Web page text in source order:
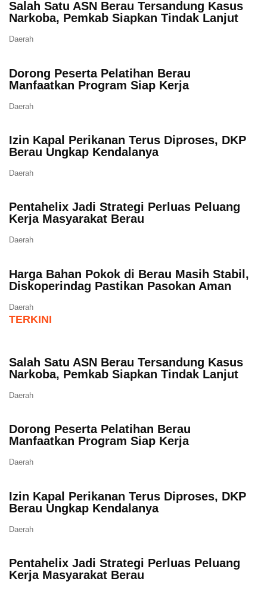
Salah Satu ASN Berau Tersandung Kasus
Narkoba, Pemkab Siapkan Tindak Lanjut
Daerah
Dorong Peserta Pelatihan Berau
Manfaatkan Program Siap Kerja
Daerah
Izin Kapal Perikanan Terus Diproses, DKP
Berau Ungkap Kendalanya
Daerah
Pentahelix Jadi Strategi Perluas Peluang
Kerja Masyarakat Berau
Daerah
Harga Bahan Pokok di Berau Masih Stabil,
Diskoperindag Pastikan Pasokan Aman
Daerah
TERKINI
Salah Satu ASN Berau Tersandung Kasus
Narkoba, Pemkab Siapkan Tindak Lanjut
Daerah
Dorong Peserta Pelatihan Berau
Manfaatkan Program Siap Kerja
Daerah
Izin Kapal Perikanan Terus Diproses, DKP
Berau Ungkap Kendalanya
Daerah
Pentahelix Jadi Strategi Perluas Peluang
Kerja Masyarakat Berau